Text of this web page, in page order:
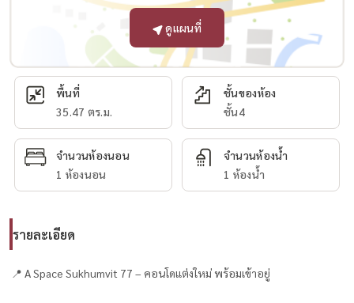
ดูแผนที่
พื้นที่
35.47 ตร.ม.
ชั้นของห้อง
ชั้น4
จำนวนห้องนอน
1 ห้องนอน
จำนวนห้องน้ำ
1 ห้องน้ำ
รายละเอียด
📍 A Space Sukhumvit 77 – คอนโดแต่งใหม่ พร้อมเข้าอยู่